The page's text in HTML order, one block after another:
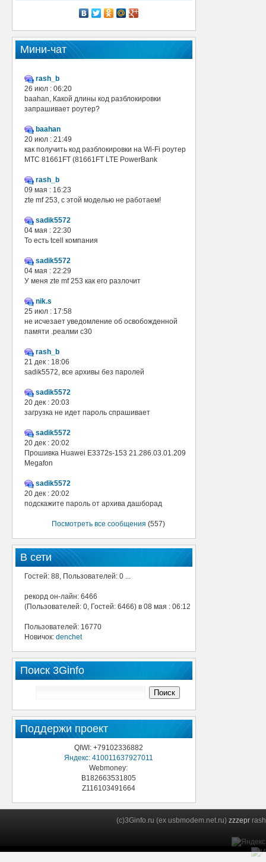
Мини-чат
rash_b
26 июл : 06:20
baahan, Какой длины код разблокировки
запрашивает роутер?
baahan
20 июл : 21:49
как получить код разблокировки на Wi-Fi роутер
МТС 81661FT (81661FT LTE PowerBank
rash_b
09 мая : 16:23
zte mf 253, с этой моделью не работаем!
sadik5572
04 мая : 22:30
То есть tcell компания
sadik5572
04 мая : 22:29
У меня zte mf 253 как его разлочит
nik.s
25 июл : 17:58
не исчезает уведомление об освобожденной
памяти .реалми с30
rash_b
21 дек : 18:06
sadik5572, все архивы без паролей
sadik5572
20 дек : 20:03
загрузка не идет пароль спрашивает
sadik5572
20 дек : 20:02
Прошивка Huawei E3372s-153 21.286.03.01.209
Megafon
sadik5572
20 дек : 20:02
подскажите пароль от архива дашборад
Посмотреть все сообщения (557)
В сети
Гостей: 88, Пользователей: 0 ...
рекорд он-лайн: 6466
(Пользователей: 0, Гостей: 6466) в 08 мая : 06:12
Пользователей: 16770
Новичок: denchet
Поиск 3Ginfo
Поддержи проект
QIWI: +79102336882
Яндекс: 410011637927011
Webmoney:
B182663531805
Z116103491664
(c)3Ginfo.ru (ex usbmodem.net.ru) zzzepr